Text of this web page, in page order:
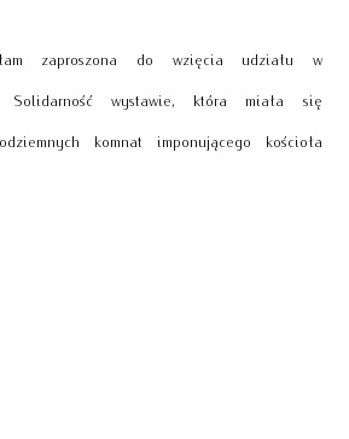
zaproszona do wzięcia udziału w
Solidarność wystawie, która miała się
komnat imponującego kościoła